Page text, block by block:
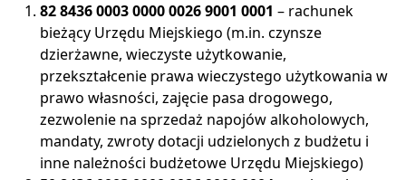
82 8436 0003 0000 0026 9001 0001 – rachunek
bieżący Urzędu Miejskiego (m.in. czynsze
dzierżawne, wieczyste użytkowanie,
przekształcenie prawa wieczystego użytkowania w
prawo własności, zajęcie pasa drogowego,
zezwolenie na sprzedaż napojów alkoholowych,
mandaty, zwroty dotacji udzielonych z budżetu i
inne należności budżetowe Urzędu Miejskiego)